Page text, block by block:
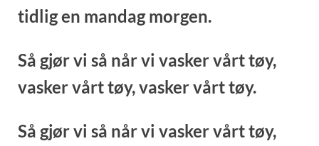
tidlig en mandag morgen.
Så gjør vi så når vi vasker vårt tøy,
vasker vårt tøy,vasker vårt tøy.
Så gjør vi så når vi vasker vårt tøy,